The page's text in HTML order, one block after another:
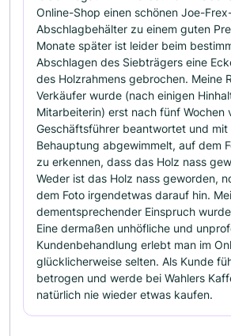
Online-Shop einen schönen Joe-
Abschlagbehälter zu einem guten
Monate später ist leider beim
Abschlagen des Siebträgers eine
des Holzrahmens gebrochen. Meine
Verkäufer wurde (nach einigen
Mitarbeiterin) erst nach fünf Wochen
Geschäftsführer beantwortet und mit
Behauptung abgewimmelt, auf dem
zu erkennen, dass das Holz nass
Weder ist das Holz nass geworden,
dem Foto irgendetwas darauf hin.
dementsprechender Einspruch
Eine dermaßen unhöfliche und
Kundenbehandlung erlebt man im
glücklicherweise selten. Als Kunde
betrogen und werde bei Wahlers
natürlich nie wieder etwas kaufen.